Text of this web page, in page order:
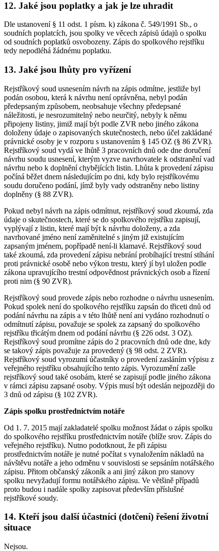
12. Jaké jsou poplatky a jak je lze uhradit
Dle ustanovení § 11 odst. 1 písm. k) zákona č. 549/1991 Sb., o
soudních poplatcích, jsou spolky ve věcech zápisů údajů o spolku
od soudních poplatků osvobozeny. Zápis do spolkového rejstříku
tedy nepodléhá žádnému poplatku.
13. Jaké jsou lhůty pro vyřízení
Rejstříkový soud usnesením návrh na zápis odmítne, jestliže byl
podán osobou, která k návrhu není oprávněna, nebyl podán
předepsaným způsobem, neobsahuje všechny předepsané
náležitosti, je nesrozumitelný nebo neurčitý, nebyly k němu
připojeny listiny, jimiž mají být podle ZVR nebo jiného zákona
doloženy údaje o zapisovaných skutečnostech, nebo účel zakládané
právnické osoby je v rozporu s ustanovením § 145 OZ (§ 86 ZVR).
Rejstříkový soud vydá ve lhůtě 3 pracovních dnů ode dne doručení
návrhu soudu usnesení, kterým vyzve navrhovatele k odstranění vad
návrhu nebo k doplnění chybějících listin. Lhůta k provedení zápisu
počíná běžet dnem následujícím po dni, kdy bylo rejstříkovému
soudu doručeno podání, jímž byly vady odstraněny nebo listiny
doplněny (§ 88 ZVR).
Pokud nebyl návrh na zápis odmítnut, rejstříkový soud zkoumá, zda
údaje o skutečnostech, které se do spolkového rejstříku zapisují,
vyplývají z listin, které mají být k návrhu doloženy, a zda
navrhované jméno není zaměnitelné s jiným již existujícím
zapsaným jménem, popřípadě není-li klamavé. Rejstříkový soud
také zkoumá, zda provedení zápisu nebrání probíhající trestní stíhání
proti právnické osobě nebo výkon trestu, který jí byl uložen podle
zákona upravujícího trestní odpovědnost právnických osob a řízení
proti nim (§ 90 ZVR).
Rejstříkový soud provede zápis nebo rozhodne o návrhu usnesením.
Pokud spolek není do spolkového rejstříku zapsán do třiceti dnů od
podání návrhu na zápis a v této lhůtě není ani vydáno rozhodnutí o
odmítnutí zápisu, považuje se spolek za zapsaný do spolkového
rejstříku třicátým dnem od podání návrhu (§ 226 odst. 3 OZ).
Rejstříkový soud promítne zápis do 2 pracovních dnů ode dne, kdy
se takový zápis považuje za provedený (§ 98 odst. 2 ZVR).
Rejstříkový soud vyrozumí účastníky o provedení zasláním výpisu z
veřejného rejstříku obsahujícího tento zápis. Vyrozumění zašle
rejstříkový soud také osobám, které se zapisují podle jiného zákona
v rámci zápisu zapsané osoby. Výpis musí být odeslán nejpozději do
3 dnů od zápisu (§ 102 ZVR).
Zápis spolku prostřednictvím notáře
Od 1. 7. 2015 mají zakladatelé spolku možnost žádat o zápis spolku
do spolkového rejstříku prostřednictvím notáře (blíže srov. Zápis do
veřejného rejstříku). Nutno podotknout, že při zápisu
prostřednictvím notáře je nutné počítat s vynaložením nákladů na
návštěvu notáře a jeho odměnu v souvislosti se sepsáním notářského
zápisu. Přitom občanský zákoník a ani jiný zákon pro stanovy
spolku nevyžadují formu notářského zápisu. Ve většině případů
proto budou i nadále spolky zapisovat především příslušné
rejstříkové soudy.
14. Kteří jsou další účastníci (dotčení) řešení životní
situace
Nejsou.